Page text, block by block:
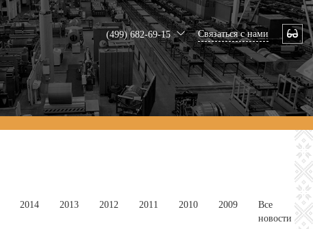
(499) 682-69-15 Связаться с нами
2014 2013 2012 2011 2010 2009
Все
новости